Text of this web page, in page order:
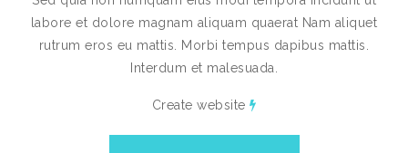
labore et dolore magnam aliquam quaerat Nam aliquet
rutrum eros eu mattis. Morbi tempus dapibus mattis.
Interdum et malesuada.
Create website